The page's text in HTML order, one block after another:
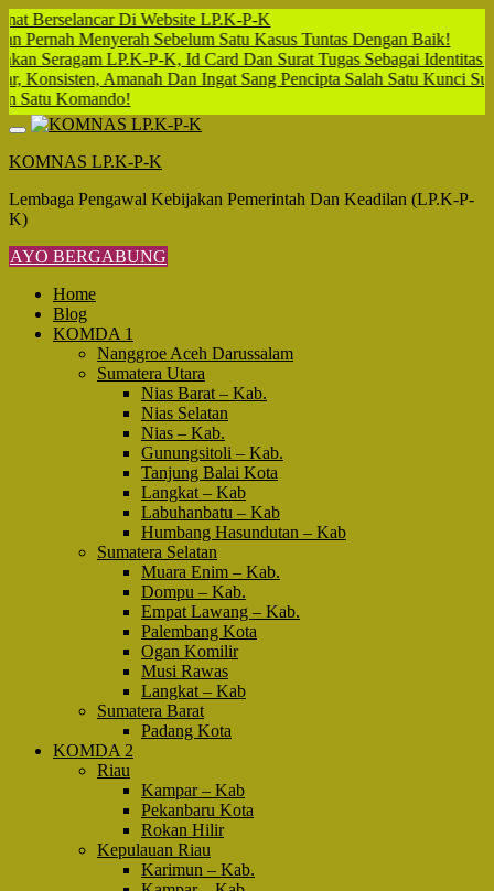
Di Website LP.K-P-K
Menyerah Sebelum Satu Kasus Tuntas Dengan Baik!
LP.K-P-K, Id Card Dan Surat Tugas Sebagai Identitas Diri
Amanah Dan Ingat Sang Pencipta Salah Satu Kunci Sukses
Komando!
Skip
content
KOMNAS LP.K-P-K
Lembaga Pengawal Kebijakan Pemerintah Dan Keadilan (LP.K-P-
K)
AYO BERGABUNG
Home
Blog
KOMDA 1
Nanggroe Aceh Darussalam
Sumatera Utara
Nias Barat – Kab.
Nias Selatan
Nias – Kab.
Gunungsitoli – Kab.
Tanjung Balai Kota
Langkat – Kab
Labuhanbatu – Kab
Humbang Hasundutan – Kab
Sumatera Selatan
Muara Enim – Kab.
Dompu – Kab.
Empat Lawang – Kab.
Palembang Kota
Ogan Komilir
Musi Rawas
Langkat – Kab
Sumatera Barat
Padang Kota
KOMDA 2
Riau
Kampar – Kab
Pekanbaru Kota
Rokan Hilir
Kepulauan Riau
Karimun – Kab.